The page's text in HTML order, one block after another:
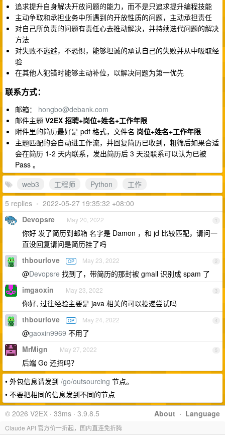
追求提升自身解决开放问题的能力，而不是只追求提升编程技能
主动争取和承担业务中所遇到的开放性质的问题，主动承担责任
对自己所负责的问题有责任心去推动解决，并持续迭代问题的解决
方法
对失败不逃避，不恐惧，能够坦诚的承认自己的失败并从中吸取经
验
在其他人犯错时能够主动补位，以解决问题为第一优先
联系方式：
邮箱： hongbo@debank.com
邮件主题 V2EX 招聘+岗位+姓名+工作年限
附件里的简历最好是 pdf 格式，文件名 岗位+姓名+工作年限
主题匹配的会自动进工作流，并回复简历已收到，粗筛后如果合适
会在简历 1-2 天内联系，发出简历后 3 天没联系可以认为已被
Pass 。
web3
工程师 Python
工作
5 replies • 2022-05-27 19:35:32 +08:00
1
Devopsre May 20, 2022
你好 发了简历到邮箱 名字是 Damon ，和 jd 比较匹配，请问一
直没回复请问是简历挂了吗
2
thbourlove OP May 23, 2022
@Devopsre 找到了，带简历的那封被 gmail 识别成 spam 了
3
imgaoxin May 23, 2022
你好, 过往经验主要是 java 相关的可以投递尝试吗
4
thbourlove OP May 24, 2022
@gaoxin9969 不用了
5
MrMign May 27, 2022
后端 Go 还招吗？
• 外包信息请发到 /go/outsourcing 节点。
• 不要把相同的信息发到不同的节点
About · Language
© 2026 V2EX · 33ms · 3.9.8.5
Claude API 官方价一折起，国内直连免折腾